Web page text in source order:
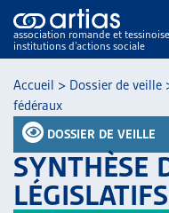
association romande et
institutions d’actions sociale
Accueil > Dossier de veille
fédéraux
DOSSIER DE VEILLE
SYNTHÈSE